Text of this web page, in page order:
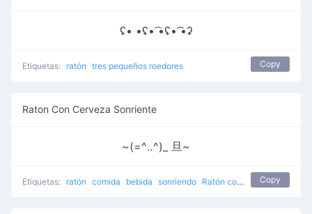
ʢ• •ʢ• ͡•ʢ• ͡•ʡ
Etiquetas: ratón tres pequeños roedores Copy
Raton Con Cerveza Sonriente
~(=^‥^)_ 旦~
Etiquetas: ratón comida bebida sonriendo Ratón consigue cerveza Copy